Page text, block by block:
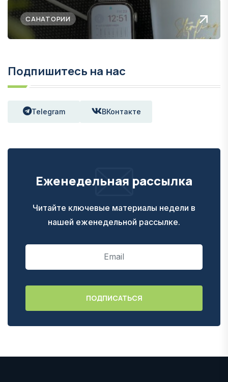
САНАТОРИИ
Подпишитесь на нас
Telegram ВКонтакте
Еженедельная рассылка
Читайте ключевые материалы недели в
нашей еженедельной рассылке.